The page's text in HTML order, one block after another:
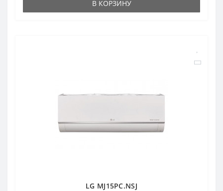
В КОРЗИНУ
LG MJ15PC.NSJ